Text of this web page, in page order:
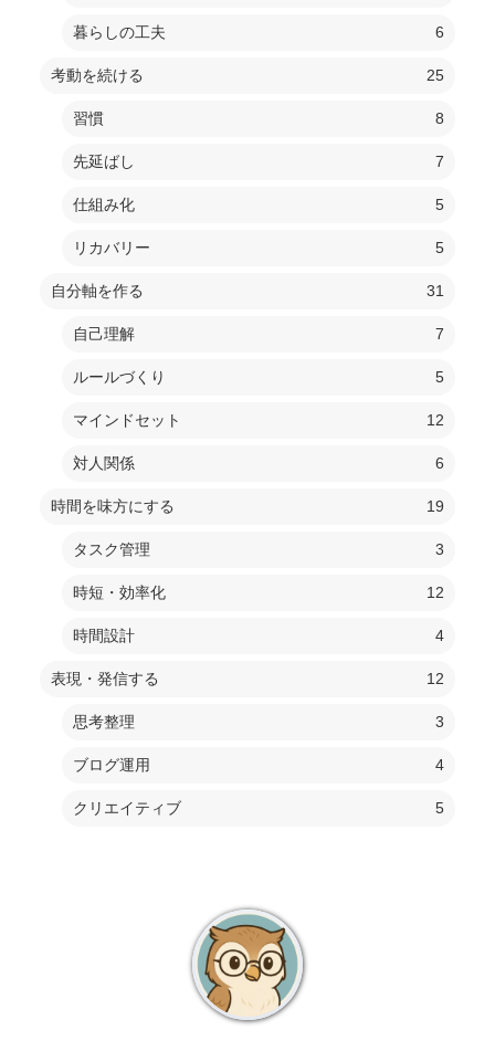
暮らしの工夫 6
考動を続ける 25
習慣 8
先延ばし 7
仕組み化 5
リカバリー 5
自分軸を作る 31
自己理解 7
ルールづくり 5
マインドセット 12
対人関係 6
時間を味方にする 19
タスク管理 3
時短・効率化 12
時間設計 4
表現・発信する 12
思考整理 3
ブログ運用 4
クリエイティブ 5